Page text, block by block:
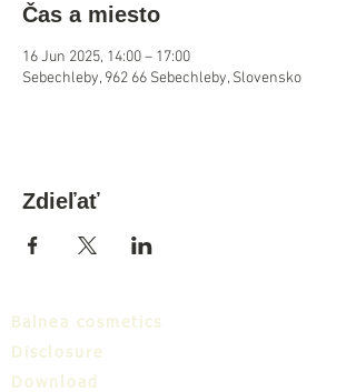
Čas a miesto
16 Jun 2025, 14:00 – 17:00
Sebechleby, 962 66 Sebechleby, Slovensko
Zdieľať
Balnea cosmetics
Disclosure
Download